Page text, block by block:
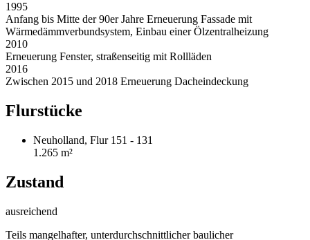
1995
Anfang bis Mitte der 90er Jahre Erneuerung Fassade mit
Wärmedämmverbundsystem, Einbau einer Ölzentralheizung
2010
Erneuerung Fenster, straßenseitig mit Rollläden
2016
Zwischen 2015 und 2018 Erneuerung Dacheindeckung
Flurstücke
Neuholland, Flur 151 - 131
1.265 m²
Zustand
ausreichend
Teils mangelhafter, unterdurchschnittlicher baulicher